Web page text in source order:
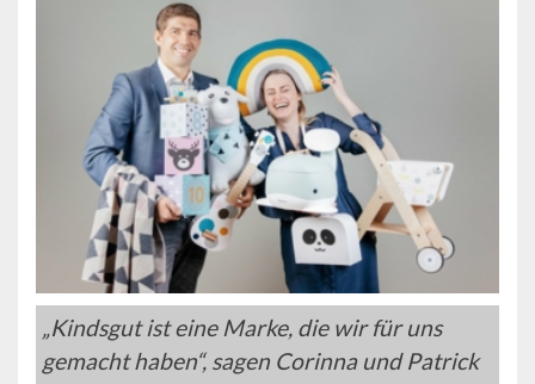
„Kindsgut ist eine Marke, die wir für uns
gemacht haben“, sagen Corinna und Patrick